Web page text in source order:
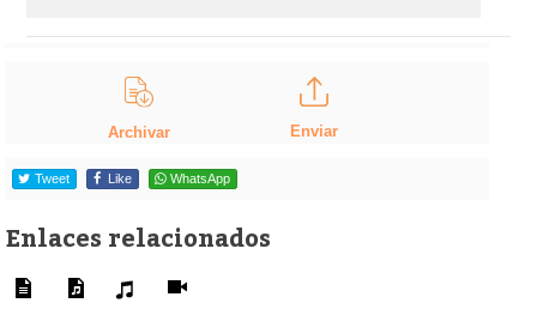
Archivar Enviar
Tweet Like WhatsApp
Enlaces relacionados